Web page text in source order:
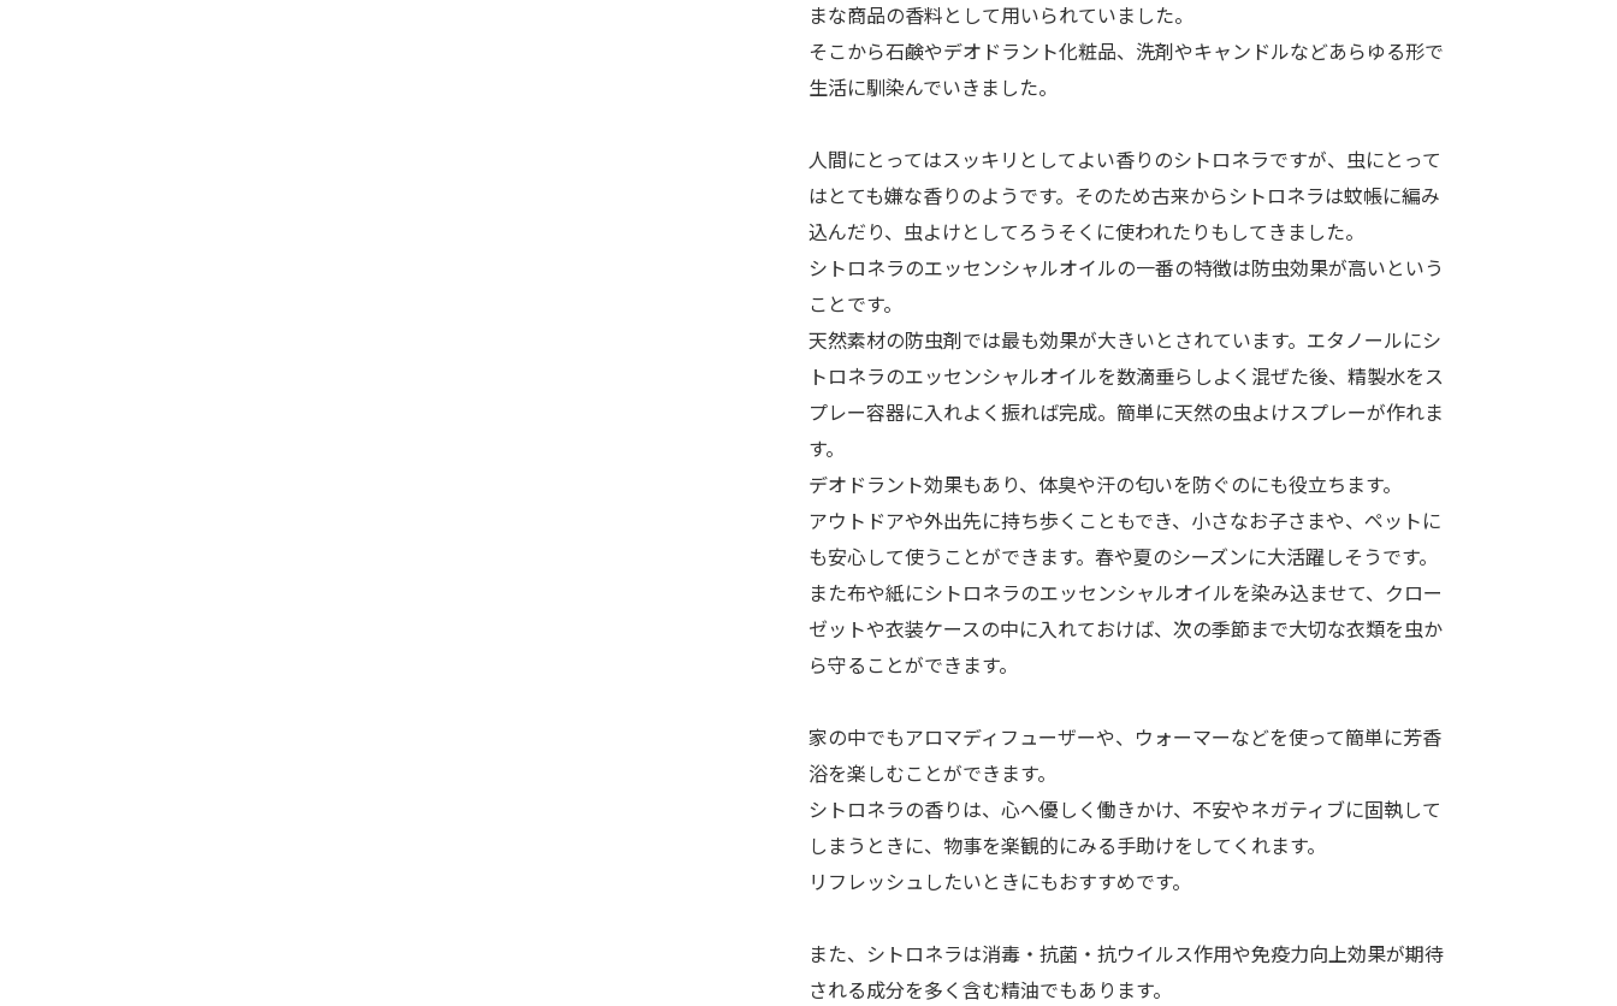
まな商品の香料として用いられていました。
そこから石鹸やデオドラント化粧品、洗剤やキャンドルなどあらゆる形で
生活に馴染んでいきました。
人間にとってはスッキリとしてよい香りのシトロネラですが、虫にとって
はとても嫌な香りのようです。そのため古来からシトロネラは蚊帳に編み
込んだり、虫よけとしてろうそくに使われたりもしてきました。
シトロネラのエッセンシャルオイルの一番の特徴は防虫効果が高いという
ことです。
天然素材の防虫剤では最も効果が大きいとされています。エタノールにシ
トロネラのエッセンシャルオイルを数滴垂らしよく混ぜた後、精製水をス
プレー容器に入れよく振れば完成。簡単に天然の虫よけスプレーが作れま
す。
デオドラント効果もあり、体臭や汗の匂いを防ぐのにも役立ちます。
アウトドアや外出先に持ち歩くこともでき、小さなお子さまや、ペットに
も安心して使うことができます。春や夏のシーズンに大活躍しそうです。
また布や紙にシトロネラのエッセンシャルオイルを染み込ませて、クロー
ゼットや衣装ケースの中に入れておけば、次の季節まで大切な衣類を虫か
ら守ることができます。
家の中でもアロマディフューザーや、ウォーマーなどを使って簡単に芳香
浴を楽しむことができます。
シトロネラの香りは、心へ優しく働きかけ、不安やネガティブに固執して
しまうときに、物事を楽観的にみる手助けをしてくれます。
リフレッシュしたいときにもおすすめです。
また、シトロネラは消毒・抗菌・抗ウイルス作用や免疫力向上効果が期待
される成分を多く含む精油でもあります。